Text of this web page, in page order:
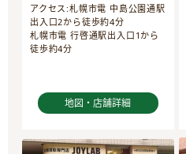
アクセス:札幌市電 中島公園通駅
出入口2から徒歩約4分
札幌市電 行啓通駅出入口1から
徒歩約4分
地図・店舗詳細